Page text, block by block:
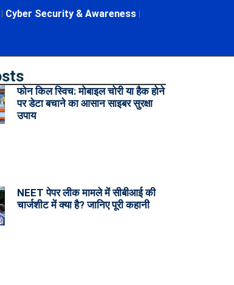
Cyber Security & Awareness
फोन किल स्विच: मोबाइल चोरी या हैक होने
पर डेटा बचाने का आसान साइबर सुरक्षा
उपाय
NEET पेपर लीक मामले में सीबीआई की
चार्जशीट में क्या है? जानिए पूरी कहानी